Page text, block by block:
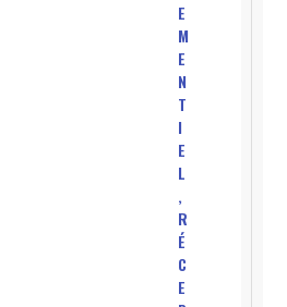
E
M
E
N
T
I
E
L
,
R
É
C
E